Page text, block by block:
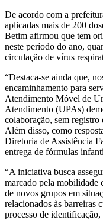
De acordo com a
aplicadas mais de 200
Betim afirmou que tem
neste período do ano,
circulação de vírus
“Destaca-se ainda que,
encaminhamento para
Atendimento Móvel de
Atendimento (UPAs)
colaboração, sem
Além disso, como
Diretoria de Assistência
entrega de fórmulas
“A iniciativa busca
marcado pela mobilidade
de novos grupos em
relacionados às barreiras
processo de